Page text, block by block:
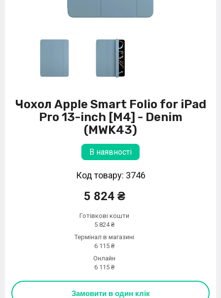
Чохол Apple Smart Folio for iPad
Pro 13-inch [M4] - Denim
(MWK43)
В наявності
Код товару: 3746
5 824 ₴
Готівкові кошти
5 824 ₴
Термінал в магазині
6 115 ₴
Онлайн
6 115 ₴
Замовити в один клік